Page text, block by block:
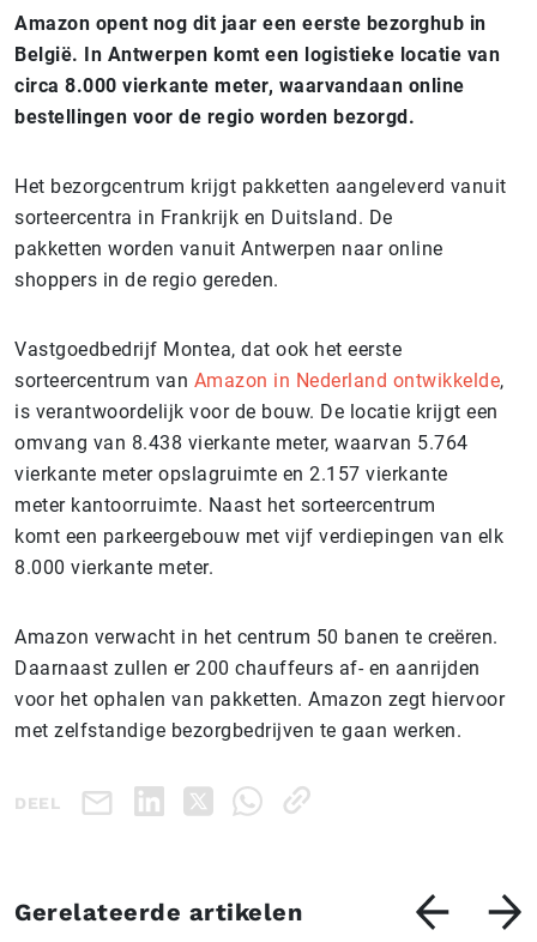
Amazon opent nog dit jaar een eerste bezorghub in
België. In Antwerpen komt een logistieke locatie van
circa 8.000 vierkante meter, waarvandaan online
bestellingen voor de regio worden bezorgd.
Het bezorgcentrum krijgt pakketten aangeleverd vanuit
sorteercentra in Frankrijk en Duitsland. De
pakketten worden vanuit Antwerpen naar online
shoppers in de regio gereden.
Vastgoedbedrijf Montea, dat ook het eerste
sorteercentrum van Amazon in Nederland ontwikkelde,
is verantwoordelijk voor de bouw. De locatie krijgt een
omvang van 8.438 vierkante meter, waarvan 5.764
vierkante meter opslagruimte en 2.157 vierkante
meter kantoorruimte. Naast het sorteercentrum
komt een parkeergebouw met vijf verdiepingen van elk
8.000 vierkante meter.
Amazon verwacht in het centrum 50 banen te creëren.
Daarnaast zullen er 200 chauffeurs af- en aanrijden
voor het ophalen van pakketten. Amazon zegt hiervoor
met zelfstandige bezorgbedrijven te gaan werken.
DEEL
Gerelateerde artikelen